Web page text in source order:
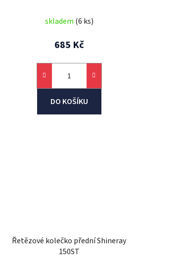
skladem (6 ks)
685 Kč
DO KOŠÍKU
Řetězové kolečko přední Shineray
150ST